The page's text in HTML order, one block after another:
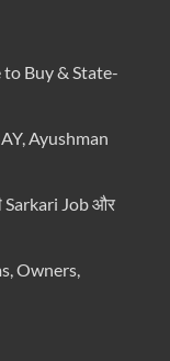
Buy & State-
Ayushman
Sarkari Job और
Owners,